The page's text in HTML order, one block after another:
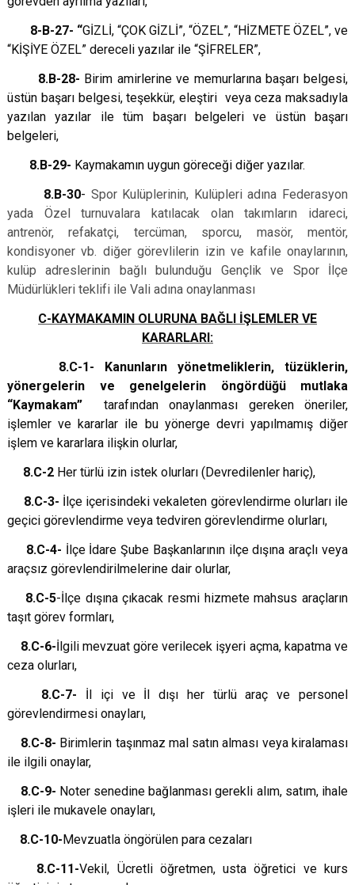
8-B-27- “GİZLİ, “ÇOK GİZLİ”, “ÖZEL”, “HİZMETE ÖZEL”, ve
“KİŞİYE ÖZEL” dereceli yazılar ile “ŞİFRELER”,
8.B-28- Birim amirlerine ve memurlarına başarı belgesi,
üstün başarı belgesi, teşekkür, eleştiri veya ceza maksadıyla
yazılan yazılar ile tüm başarı belgeleri ve üstün başarı
belgeleri,
8.B-29- Kaymakamın uygun göreceği diğer yazılar.
8.B-30- Spor Kulüplerinin, Kulüpleri adına Federasyon
yada Özel turnuvalara katılacak olan takımların idareci,
antrenör, refakatçi, tercüman, sporcu, masör, mentör,
kondisyoner vb. diğer görevlilerin izin ve kafile onaylarının,
kulüp adreslerinin bağlı bulunduğu Gençlik ve Spor İlçe
Müdürlükleri teklifi ile Vali adına onaylanması
C-KAYMAKAMIN OLURUNA BAĞLI İŞLEMLER VE
KARARLARI:
8.C-1- Kanunların yönetmeliklerin, tüzüklerin,
yönergelerin ve genelgelerin öngördüğü mutlaka
“Kaymakam”
tarafından onaylanması gereken öneriler,
işlemler ve kararlar ile bu yönerge devri yapılmamış diğer
işlem ve kararlara ilişkin olurlar,
8.C-2 Her türlü izin istek olurları (Devredilenler hariç),
8.C-3- İlçe içerisindeki vekaleten görevlendirme olurları ile
geçici görevlendirme veya tedviren görevlendirme olurları,
8.C-4- İlçe İdare Şube Başkanlarının ilçe dışına araçlı veya
araçsız görevlendirilmelerine dair olurlar,
8.C-5-İlçe dışına çıkacak resmi hizmete mahsus araçların
taşıt görev formları,
8.C-6-İlgili mevzuat göre verilecek işyeri açma, kapatma ve
ceza olurları,
8.C-7- İl içi ve İl dışı her türlü araç ve personel
görevlendirmesi onayları,
8.C-8- Birimlerin taşınmaz mal satın alması veya kiralaması
ile ilgili onaylar,
8.C-9- Noter senedine bağlanması gerekli alım, satım, ihale
işleri ile mukavele onayları,
8.C-10-Mevzuatla öngörülen para cezaları
8.C-11-Vekil, Ücretli öğretmen, usta öğretici ve kurs